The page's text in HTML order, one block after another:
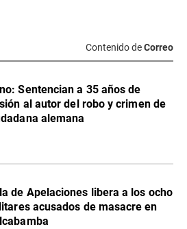
Contenido deCorreo
Sentencian a 35 años de
al autor del robo y crimen de
alemana
de Apelaciones libera a los ocho
acusados de masacre en